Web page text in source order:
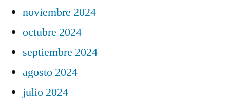
noviembre 2024
octubre 2024
septiembre 2024
agosto 2024
julio 2024